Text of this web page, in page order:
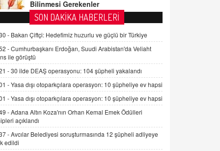
FARUK ÖNALAN
Tezkere Onaylanmasaydı…
2 Kasım 2021 Salı 00:11
AV. DOĞAN CAN DOĞAN
Kişisel verilerin korunması ve dijital
hukukun gelişimi
15.09.2025 16:17
SEHER EREK
Kış Ayları Geldi, Hangi Önlemler
Alınmalı?
SON DAKİKA HABERLERİ
- Bakan Çiftçi: Hedefimiz huzurlu ve güçlü bir Türkiye
-Cumhurbaşkanı Erdoğan, Suudi Arabistan'da Veliaht
ile görüştü
-30 ilde DEAŞ operasyonu: 104 şüpheli yakalandı
-Yasa dışı otoparkçılara operasyon: 10 şüpheliye ev hapsi
-Yasa dışı otoparkçılara operasyon: 10 şüpheliye ev hapsi
-Adana Altın Koza'nın Orhan Kemal Emek Ödülleri
açıklandı
-Avcılar Belediyesi soruşturmasında 12 şüpheli adliyeye
edildi